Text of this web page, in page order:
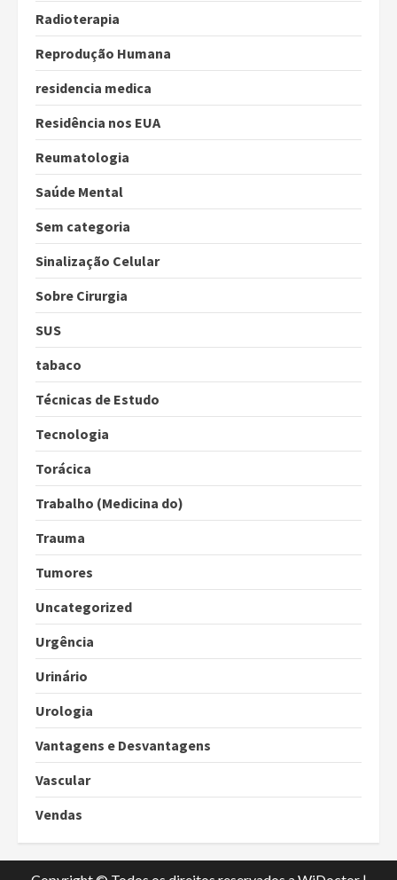
Radioterapia
Reprodução Humana
residencia medica
Residência nos EUA
Reumatologia
Saúde Mental
Sem categoria
Sinalização Celular
Sobre Cirurgia
SUS
tabaco
Técnicas de Estudo
Tecnologia
Torácica
Trabalho (Medicina do)
Trauma
Tumores
Uncategorized
Urgência
Urinário
Urologia
Vantagens e Desvantagens
Vascular
Vendas